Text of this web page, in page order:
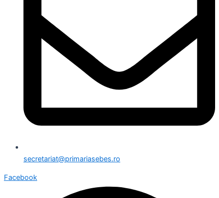
secretariat@primariasebes.ro
Facebook